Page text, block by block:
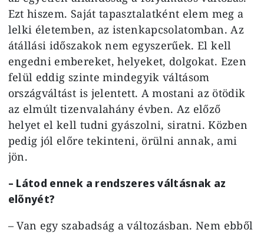
Ezt hiszem. Saját tapasztalatként elem meg a
lelki életemben, az istenkapcsolatomban. Az
átállási időszakok nem egyszerűek. El kell
engedni embereket, helyeket, dolgokat. Ezen
felül eddig szinte mindegyik váltásom
országváltást is jelentett. A mostani az ötödik
az elmúlt tizenvalahány évben. Az előző
helyet el kell tudni gyászolni, siratni. Közben
pedig jól előre tekinteni, örülni annak, ami
jön.
– Látod ennek a rendszeres váltásnak az
előnyét?
– Van egy szabadság a változásban. Nem ebből